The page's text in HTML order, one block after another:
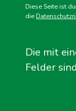
Diese Seite ist
die
Die mit
Felder